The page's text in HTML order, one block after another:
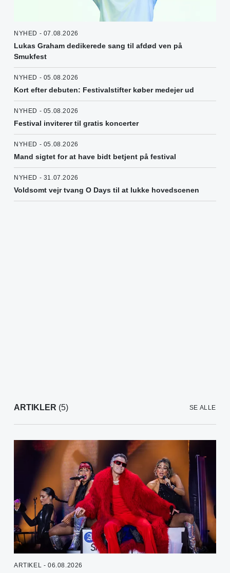
NYHED - 07.08.2026
Lukas Graham dedikerede sang til afdød ven på
Smukfest
NYHED - 05.08.2026
Kort efter debuten: Festivalstifter køber medejer ud
NYHED - 05.08.2026
Festival inviterer til gratis koncerter
NYHED - 05.08.2026
Mand sigtet for at have bidt betjent på festival
NYHED - 31.07.2026
Voldsomt vejr tvang O Days til at lukke hovedscenen
ARTIKLER (5) SE ALLE
ARTIKEL - 06.08.2026